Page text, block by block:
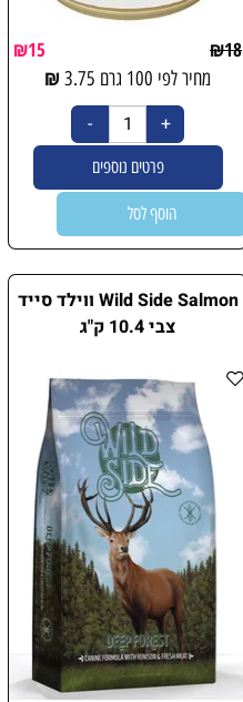
₪18
₪15
מחיר לפי 100 גרם 3.75
₪
פרטים נוספים
הוסף לסל
Wild Side Salmon ווילד סייד
צבי 10.4 ק"ג